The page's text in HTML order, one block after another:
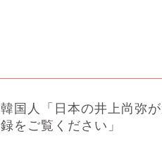
韓国人「日本の井上尚弥
録をご覧ください」